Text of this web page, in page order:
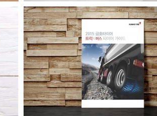
금호타이어 종합카탈로그